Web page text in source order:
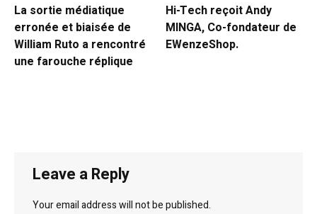
La sortie médiatique
erronée et biaisée de
William Ruto a rencontré
une farouche réplique
Hi-Tech reçoit Andy
MINGA, Co-fondateur de
EWenzeShop.
Leave a Reply
Your email address will not be published.